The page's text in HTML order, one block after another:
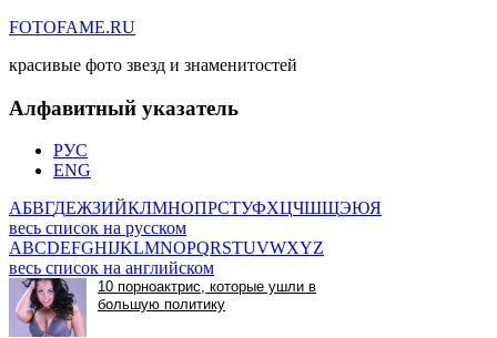
FOTOFAME.RU
красивые фото звезд и знаменитостей
Алфавитный указатель
РУС
ENG
АБВГДЕЖЗИЙКЛМНОПРСТУФХЦЧШЩЭЮЯ
весь список на русском
ABCDEFGHIJKLMNOPQRSTUVWXYZ
весь список на английском